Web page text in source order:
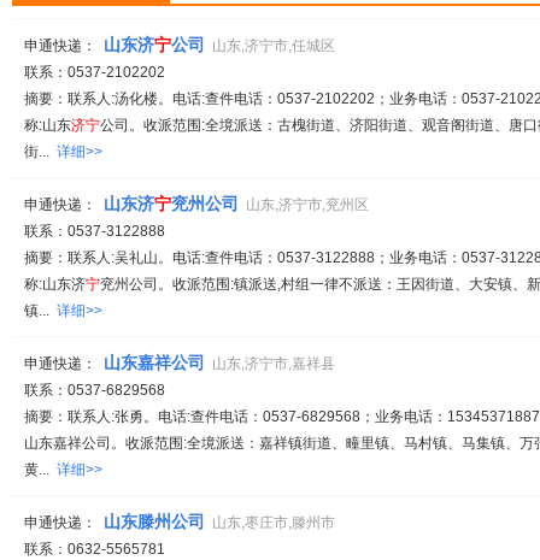
申通快递： 山东济宁公司
山东,济宁市,任城区
联系：0537-2102202
摘要：联系人:汤化楼。电话:查件电话：0537-2102202；业务电话：0537-
称:山东济宁公司。收派范围:全境派送：古槐街道、济阳街道、观音阁街道、唐
街... 详细>>
申通快递： 山东济宁兖州公司
山东,济宁市,兖州区
联系：0537-3122888
摘要：联系人:吴礼山。电话:查件电话：0537-3122888；业务电话：0537-
称:山东济宁兖州公司。收派范围:镇派送,村组一律不派送：王因街道、大安镇、
镇... 详细>>
申通快递： 山东嘉祥公司
山东,济宁市,嘉祥县
联系：0537-6829568
摘要：联系人:张勇。电话:查件电话：0537-6829568；业务电话：
山东嘉祥公司。收派范围:全境派送：嘉祥镇街道、疃里镇、马村镇、马集镇、
黄... 详细>>
申通快递： 山东滕州公司
山东,枣庄市,滕州市
联系：0632-5565781